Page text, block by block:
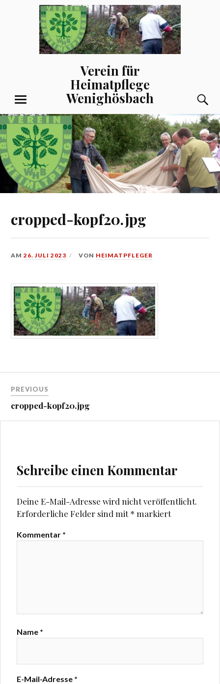
Verein für
Heimatpflege
Wenighösbach
MENÜ
cropped-kopf20.jpg
AM26. JULI 2023 VON HEIMATPFLEGER
PREVIOUS
cropped-kopf20.jpg
Schreibe einen Kommentar
Deine E-Mail-Adresse wird nicht veröffentlicht.
Erforderliche Felder sind mit* markiert
Kommentar *
Name *
E-Mail-Adresse *